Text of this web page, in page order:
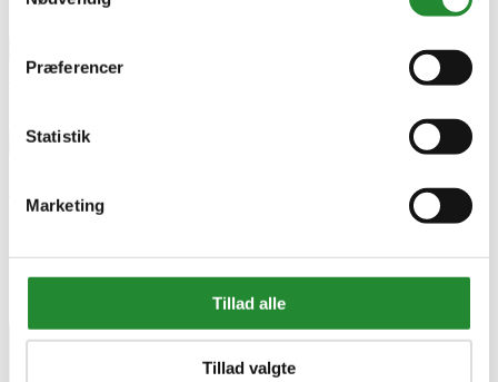
Præferencer
Statistik
Marketing
Tillad alle
Tillad valgte
Philips HR1921/20 - Saftpresser